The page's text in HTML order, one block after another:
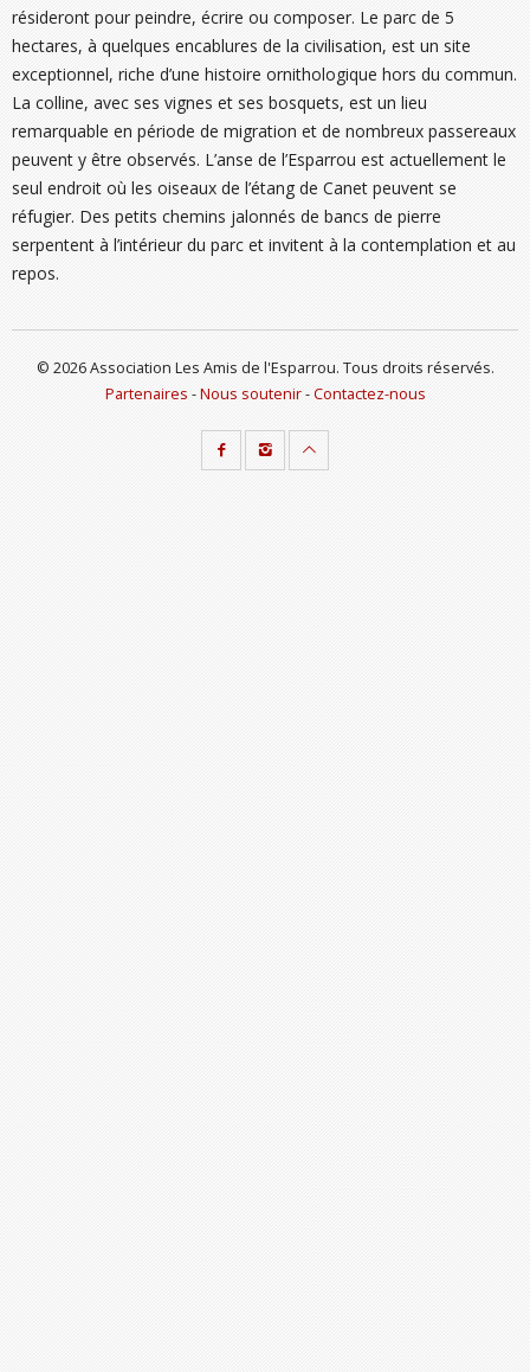
résideront pour peindre, écrire ou composer. Le parc de 5
hectares, à quelques encablures de la civilisation, est un site
exceptionnel, riche d’une histoire ornithologique hors du commun.
La colline, avec ses vignes et ses bosquets, est un lieu
remarquable en période de migration et de nombreux passereaux
peuvent y être observés. L’anse de l’Esparrou est actuellement le
seul endroit où les oiseaux de l’étang de Canet peuvent se
réfugier. Des petits chemins jalonnés de bancs de pierre
serpentent à l’intérieur du parc et invitent à la contemplation et au
repos.
© 2026 Association Les Amis de l'Esparrou. Tous droits réservés.
Partenaires -Nous soutenir-Contactez-nous